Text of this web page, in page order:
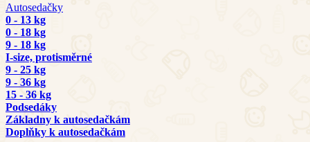
Autosedačky
0 - 13 kg
0 - 18 kg
9 - 18 kg
I-size, protisměrné
9 - 25 kg
9 - 36 kg
15 - 36 kg
Podsedáky
Základny k autosedačkám
Doplňky k autosedačkám